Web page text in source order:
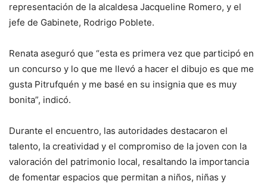
representación de la alcaldesa Jacqueline Romero, y el
jefe de Gabinete, Rodrigo Poblete.
Renata aseguró que “esta es primera vez que participó en
un concurso y lo que me llevó a hacer el dibujo es que me
gusta Pitrufquén y me basé en su insignia que es muy
bonita”, indicó.
Durante el encuentro, las autoridades destacaron el
talento, la creatividad y el compromiso de la joven con la
valoración del patrimonio local, resaltando la importancia
de fomentar espacios que permitan a niños, niñas y